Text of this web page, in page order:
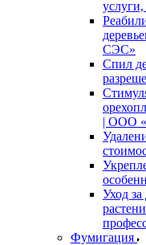
СЭС»
Спил
| ООО
Уход
Фумигация